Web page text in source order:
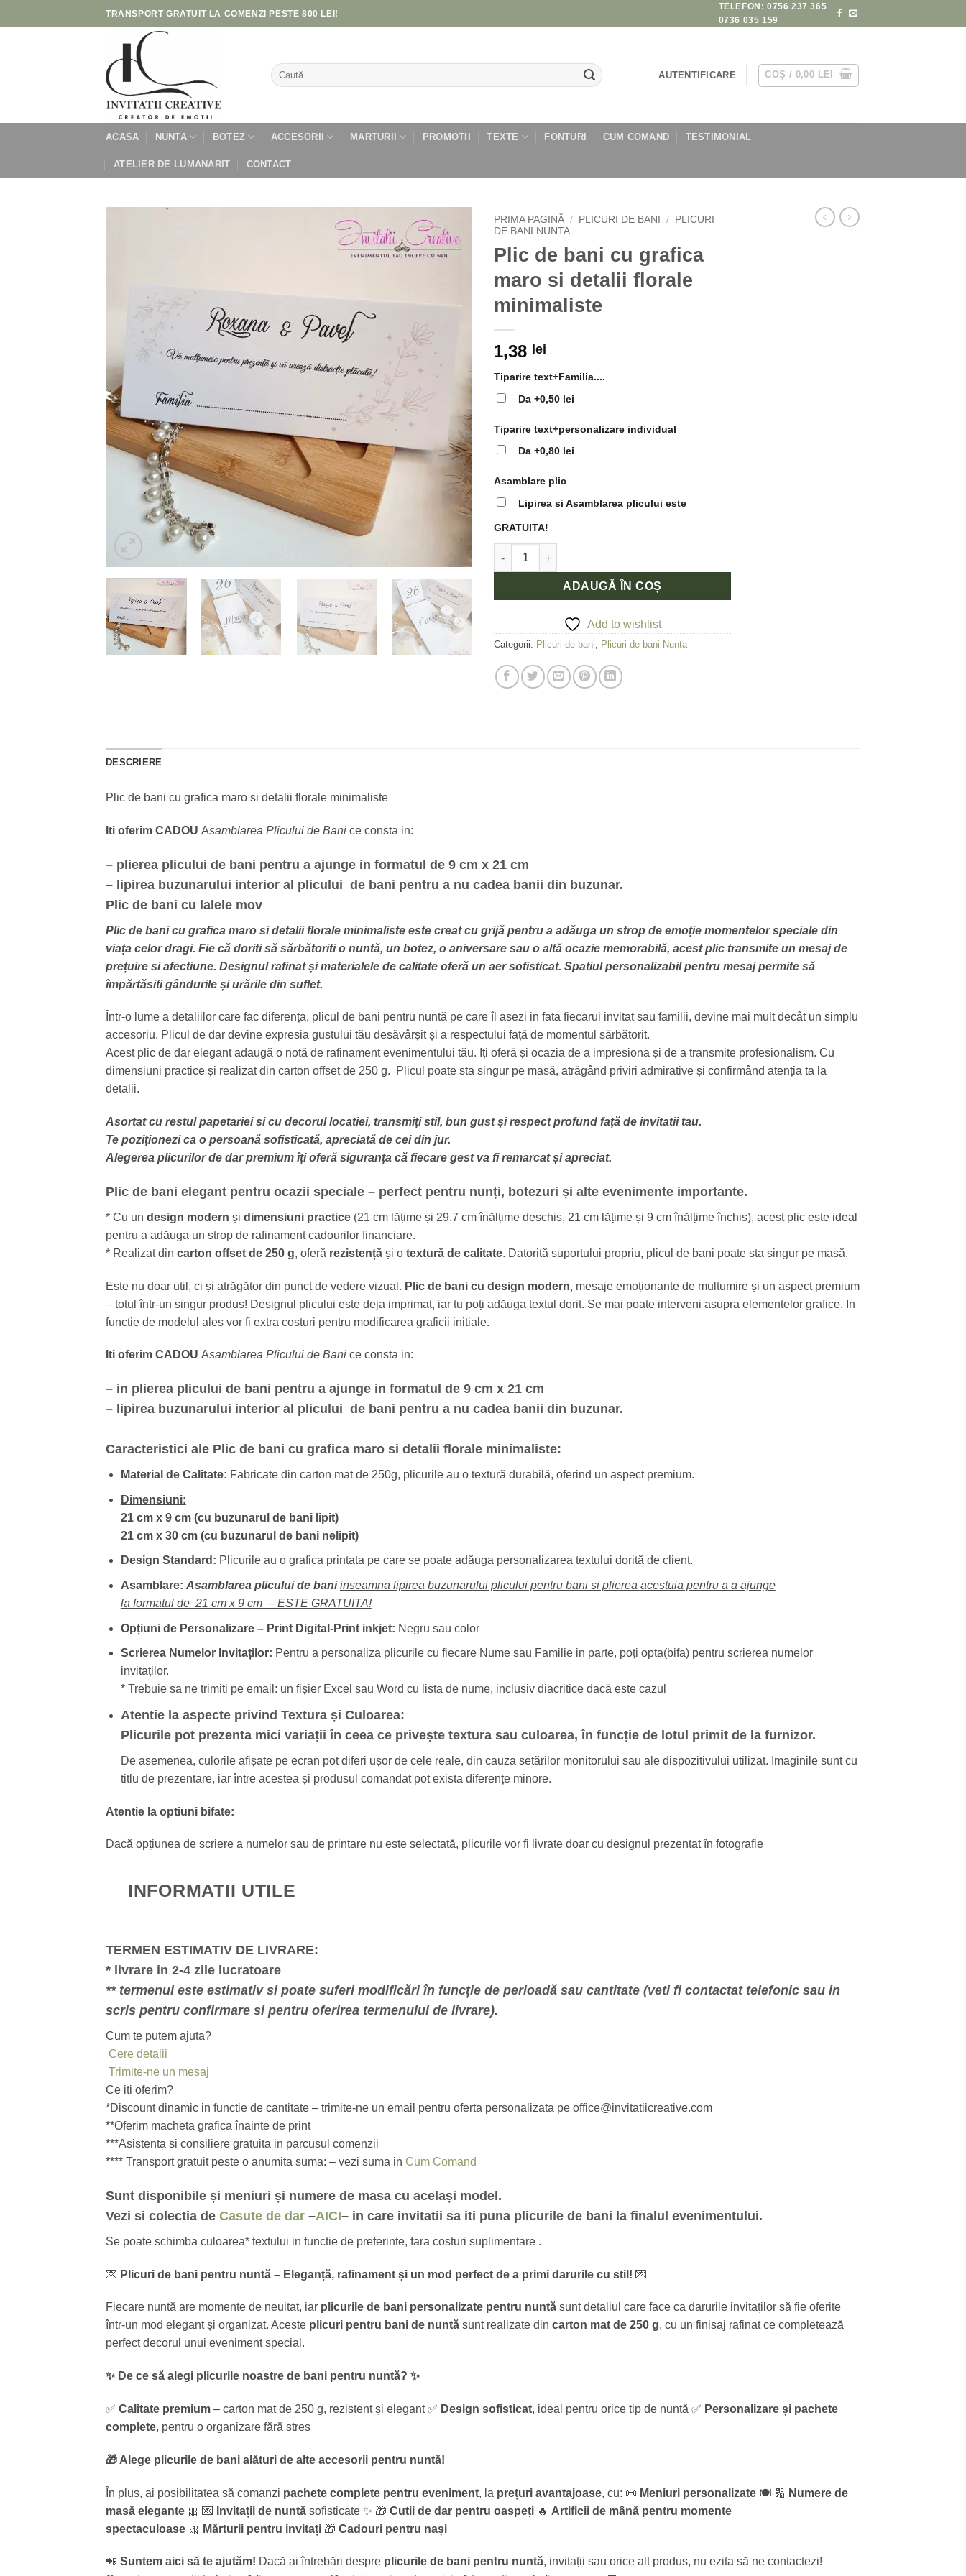
to
TRANSPORT GRATUIT LA COMENZI PESTE 800 LEI!
TELEFON: 0756 237 365
0736 035 159
Caută
după:
AUTENTIFICARE COȘ / 0,00 LEI
ACASA NUNTA BOTEZ ACCESORII MARTURII PROMOTII TEXTE FONTURI CUM COMAND TESTIMONIAL
ATELIER DE LUMANARIT CONTACT
Add to
PRIMA PAGINĂ / PLICURI DE BANI /
PLICURI
DE BANI NUNTA
Plic de bani cu grafica
maro si detalii florale
minimaliste
1,38 lei
Tiparire text+Familia....
Da +0,50 lei
Tiparire text+personalizare individual
Da +0,80 lei
Asamblare plic
Lipirea si Asamblarea plicului este
GRATUITA!
Cantitate Plic de bani cu grafica maro si detalii florale minimaliste
ADAUGĂ ÎN COȘ
Add to wishlist
Categorii: Plicuri de bani Plicuri de bani Nunta
DESCRIERE
Plic de bani cu grafica maro si detalii florale minimaliste
Iti oferim CADOU Asamblarea Plicului de Bani ce consta in:
– plierea plicului de bani pentru a ajunge in formatul de 9 cm x 21 cm
– lipirea buzunarului interior al plicului de bani pentru a nu cadea banii din buzunar.
Plic de bani cu lalele mov
Plic de bani cu grafica maro si detalii florale minimaliste este creat cu grijă pentru a adăuga un strop de emoție momentelor speciale din
viața celor dragi. Fie că doriti să sărbătoriti o nuntă, un botez, o aniversare sau o altă ocazie memorabilă, acest plic transmite un mesaj de
prețuire si afectiune. Designul rafinat și materialele de calitate oferă un aer sofisticat. Spatiul personalizabil pentru mesaj permite să
împărtăsiti gândurile și urările din suflet.
Într-o lume a detaliilor care fac diferența, plicul de bani pentru nuntă pe care îl asezi in fata fiecarui invitat sau familii, devine mai mult decât un simplu
accesoriu. Plicul de dar devine expresia gustului tău desăvârșit și a respectului față de momentul sărbătorit.
Acest plic de dar elegant adaugă o notă de rafinament evenimentului tău. Iți oferă și ocazia de a impresiona și de a transmite profesionalism. Cu
dimensiuni practice și realizat din carton offset de 250 g. Plicul poate sta singur pe masă, atrăgând priviri admirative și confirmând atenția ta la
detalii.
Asortat cu restul papetariei si cu decorul locatiei, transmiți stil, bun gust și respect profund față de invitatii tau.
Te poziționezi ca o persoană sofisticată, apreciată de cei din jur.
Alegerea plicurilor de dar premium îți oferă siguranța că fiecare gest va fi remarcat și apreciat.
Plic de bani elegant pentru ocazii speciale – perfect pentru nunți, botezuri și alte evenimente importante.
* Cu un design modern și dimensiuni practice (21 cm lățime și 29.7 cm înălțime deschis, 21 cm lățime și 9 cm înălțime închis), acest plic este ideal
pentru a adăuga un strop de rafinament cadourilor financiare.
* Realizat din carton offset de 250 g, oferă rezistență și o textură de calitate. Datorită suportului propriu, plicul de bani poate sta singur pe masă.
Este nu doar util, ci și atrăgător din punct de vedere vizual. Plic de bani cu design modern, mesaje emoționante de multumire și un aspect premium
– totul într-un singur produs! Designul plicului este deja imprimat, iar tu poți adăuga textul dorit. Se mai poate interveni asupra elementelor grafice. In
functie de modelul ales vor fi extra costuri pentru modificarea graficii initiale.
Iti oferim CADOU Asamblarea Plicului de Bani ce consta in:
– in plierea plicului de bani pentru a ajunge in formatul de 9 cm x 21 cm
– lipirea buzunarului interior al plicului de bani pentru a nu cadea banii din buzunar.
Caracteristici ale Plic de bani cu grafica maro si detalii florale minimaliste:
Material de Calitate: Fabricate din carton mat de 250g, plicurile au o textură durabilă, oferind un aspect premium.
Dimensiuni:
21 cm x 9 cm (cu buzunarul de bani lipit)
21 cm x 30 cm (cu buzunarul de bani nelipit)
Design Standard: Plicurile au o grafica printata pe care se poate adăuga personalizarea textului dorită de client.
Asamblare: Asamblarea plicului de baniinseamna lipirea buzunarului plicului pentru bani si plierea acestuia pentru a a ajunge
la formatul de 21 cm x 9 cm – ESTE GRATUITA!
Opțiuni de Personalizare – Print Digital-Print inkjet: Negru sau color
Scrierea Numelor Invitaților: Pentru a personaliza plicurile cu fiecare Nume sau Familie in parte, poți opta(bifa) pentru scrierea numelor
invitaților.
* Trebuie sa ne trimiti pe email: un fișier Excel sau Word cu lista de nume, inclusiv diacritice dacă este cazul
Atentie la aspecte privind Textura și Culoarea:
Plicurile pot prezenta mici variații în ceea ce privește textura sau culoarea, în funcție de lotul primit de la furnizor.
De asemenea, culorile afișate pe ecran pot diferi ușor de cele reale, din cauza setărilor monitorului sau ale dispozitivului utilizat. Imaginile sunt cu
titlu de prezentare, iar între acestea și produsul comandat pot exista diferențe minore.
Atentie la optiuni bifate:
Dacă opțiunea de scriere a numelor sau de printare nu este selectată, plicurile vor fi livrate doar cu designul prezentat în fotografie
INFORMATII UTILE
TERMEN ESTIMATIV DE LIVRARE:
* livrare in 2-4 zile lucratoare
** termenul este estimativ si poate suferi modificări în funcție de perioadă sau cantitate (veti fi contactat telefonic sau in
scris pentru confirmare si pentru oferirea termenului de livrare).
Cum te putem ajuta?
Cere detalii
Trimite-ne un mesaj
Ce iti oferim?
*Discount dinamic in functie de cantitate – trimite-ne un email pentru oferta personalizata pe office@invitatiicreative.com
**Oferim macheta grafica înainte de print
***Asistenta si consiliere gratuita in parcusul comenzii
**** Transport gratuit peste o anumita suma: – vezi suma in Cum Comand
Sunt disponibile și meniuri și numere de masa cu același model.
Vezi si colectia de Casute de dar –AICI– in care invitatii sa iti puna plicurile de bani la finalul evenimentului.
Se poate schimba culoarea* textului in functie de preferinte, fara costuri suplimentare .
💌 Plicuri de bani pentru nuntă – Eleganță, rafinament și un mod perfect de a primi darurile cu stil! 💌
Fiecare nuntă are momente de neuitat, iar plicurile de bani personalizate pentru nuntă sunt detaliul care face ca darurile invitaților să fie oferite
într-un mod elegant și organizat. Aceste plicuri pentru bani de nuntă sunt realizate din carton mat de 250 g, cu un finisaj rafinat ce completează
perfect decorul unui eveniment special.
✨ De ce să alegi plicurile noastre de bani pentru nuntă? ✨
✅ Calitate premium – carton mat de 250 g, rezistent și elegant ✅ Design sofisticat, ideal pentru orice tip de nuntă ✅ Personalizare și pachete
complete, pentru o organizare fără stres
🎁 Alege plicurile de bani alături de alte accesorii pentru nuntă!
În plus, ai posibilitatea să comanzi pachete complete pentru eveniment, la prețuri avantajoase, cu: 📜 Meniuri personalizate 🍽️ 🔢 Numere de
masă elegante 🎀 💌 Invitații de nuntă sofisticate ✨ 🎁 Cutii de dar pentru oaspeți 🔥 Artificii de mână pentru momente
spectaculoase 🎀 Mărturii pentru invitați 🎁 Cadouri pentru nași
📲 Suntem aici să te ajutăm! Dacă ai întrebări despre plicurile de bani pentru nuntă, invitații sau orice alt produs, nu ezita să ne contactezi!